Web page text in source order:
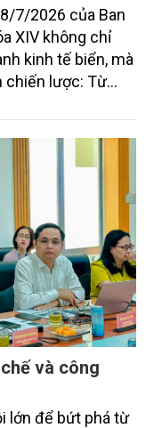
7/2026 của Ban
XIV không chỉ
kinh tế biển, mà
chiến lược: Từ
"xây dựng quốc
ấy, ngành Nông
biệt quan trọng,
gian biển,
trường, phục hồi
vững cho người
và công
lớn để bứt phá từ